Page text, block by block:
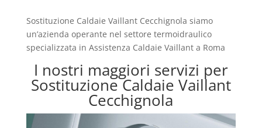
Sostituzione Caldaie Vaillant Cecchignola siamo
un’azienda operante nel settore termoidraulico
specializzata in Assistenza Caldaie Vaillant a Roma
I nostri maggiori servizi per
Sostituzione Caldaie Vaillant
Cecchignola